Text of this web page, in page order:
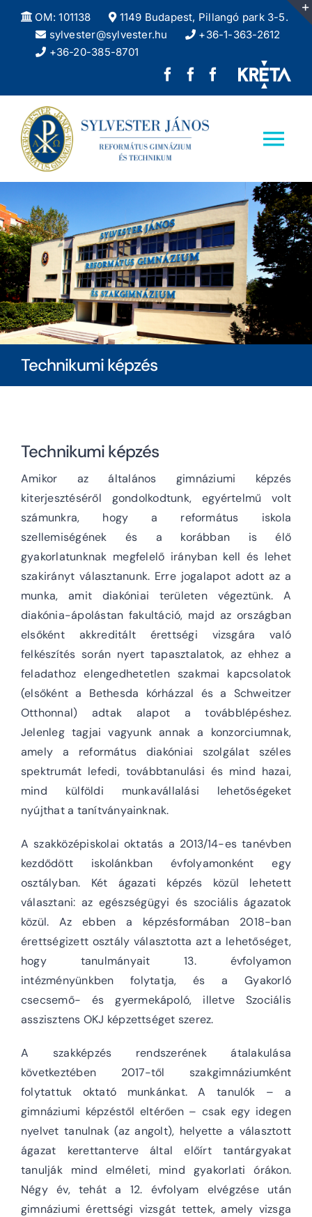
Kihagyás
OM: 101138 1149 Budapest, Pillangó park 3-5.
sylvester@sylvester.hu
+36-1-363-2612
+36-20-385-8701
Sylvester
Református
facebook
oldala
REFlex,
Sylvester
Sylvester
facebook
Iskolánkról
Felvételizőknek
Diákoknak
Dokumentumok
Technikumi képzés
Technikumi képzés
Amikor az általános gimnáziumi képzés
kiterjesztéséről gondolkodtunk, egyértelmű volt
számunkra, hogy a református iskola
szellemiségének és a korábban is élő
gyakorlatunknak megfelelő irányban kell és lehet
szakirányt választanunk. Erre jogalapot adott az a
munka, amit diakóniai területen végeztünk. A
diakónia-ápolástan fakultáció, majd az országban
elsőként akkreditált érettségi vizsgára való
felkészítés során nyert tapasztalatok, az ehhez a
feladathoz elengedhetetlen szakmai kapcsolatok
(elsőként a Bethesda kórházzal és a Schweitzer
Otthonnal) adtak alapot a továbblépéshez.
Jelenleg tagjai vagyunk annak a konzorciumnak,
amely a református diakóniai szolgálat széles
spektrumát lefedi, továbbtanulási és mind hazai,
mind külföldi munkavállalási lehetőségeket
nyújthat a tanítványainknak.
A szakközépiskolai oktatás a 2013/14-es tanévben
kezdődött iskolánkban évfolyamonként egy
osztályban. Két ágazati képzés közül lehetett
választani: az egészségügyi és szociális ágazatok
közül. Az ebben a képzésformában 2018-ban
érettségizett osztály választotta azt a lehetőséget,
hogy tanulmányait 13. évfolyamon
intézményünkben folytatja, és a Gyakorló
csecsemő- és gyermekápoló, illetve Szociális
asszisztens OKJ képzettséget szerez.
A szakképzés rendszerének átalakulása
következtében 2017-től szakgimnáziumként
folytattuk oktató munkánkat. A tanulók – a
gimnáziumi képzéstől eltérően – csak egy idegen
nyelvet tanulnak (az angolt), helyette a választott
ágazat kerettanterve által előírt tantárgyakat
tanulják mind elméleti, mind gyakorlati órákon.
Négy év, tehát a 12. évfolyam elvégzése után
gimnáziumi érettségi vizsgát tettek, amely vizsga